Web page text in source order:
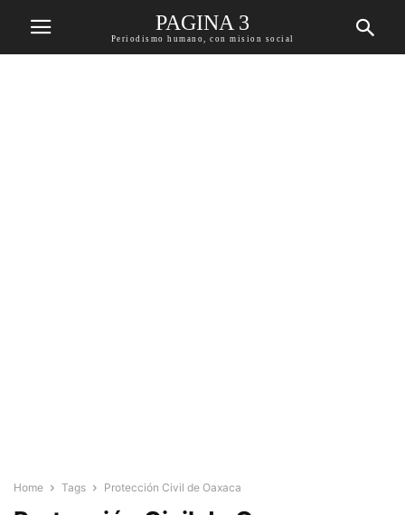
PAGINA 3
Periodismo humano, con mision social
Home Tags Protección Civil de Oaxaca